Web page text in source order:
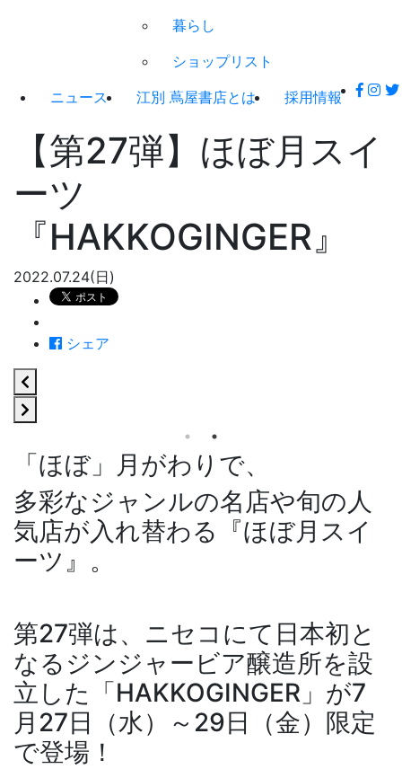
暮らし
ショップリスト
ニュース 江別 蔦屋書店とは 採用情報
【第27弾】ほぼ月スイ
ーツ
『HAKKOGINGER』
2022.07.24(日)
シェア
「ほぼ」月がわりで、
多彩なジャンルの名店や旬の人
気店が入れ替わる『ほぼ月スイ
ーツ』。
第27弾は、ニセコにて日本初と
なるジンジャービア醸造所を設
立した「HAKKOGINGER」が7
月27日（水）～29日（金）限定
で登場！